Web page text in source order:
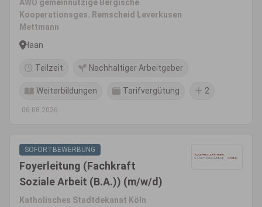
AWO gemeinnützige Bergische
Kooperationsges. Remscheid Leverkusen
Mettmann
Haan
Teilzeit Nachhaltiger Arbeitgeber
Weiterbildungen Tarifvergütung 2
06.08.2026
SOFORTBEWERBUNG
Foyerleitung (Fachkraft
Soziale Arbeit (B.A.)) (m/w/d)
Katholisches Stadtdekanat Köln